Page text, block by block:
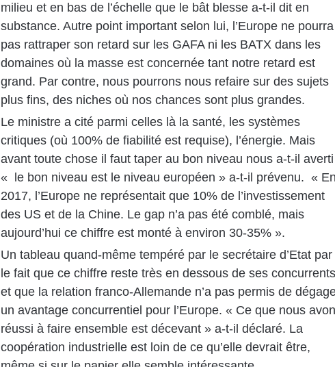
milieu et en bas de l’échelle que le bât blesse a-t-il dit en
substance. Autre point important selon lui, l’Europe ne pourra
pas rattraper son retard sur les GAFA ni les BATX dans les
domaines où la masse est concernée tant notre retard est
grand. Par contre, nous pourrons nous refaire sur des sujets
plus fins, des niches où nos chances sont plus grandes.
Le ministre a cité parmi celles là la santé, les systèmes
critiques (où 100% de fiabilité est requise), l’énergie. Mais
avant toute chose il faut taper au bon niveau nous a-t-il
« le bon niveau est le niveau européen » a-t-il prévenu. « En
2017, l’Europe ne représentait que 10% de l’investissement
des US et de la Chine. Le gap n’a pas été comblé, mais
aujourd’hui ce chiffre est monté à environ 30-35% ».
Un tableau quand-même tempéré par le secrétaire d’Etat par
le fait que ce chiffre reste très en dessous de ses concurrents
et que la relation franco-Allemande n’a pas permis de
un avantage concurrentiel pour l’Europe. « Ce que nous
réussi à faire ensemble est décevant » a-t-il déclaré. La
coopération industrielle est loin de ce qu’elle devrait être,